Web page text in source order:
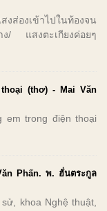
งส่องเข้าไปในท้องจน
ง/ แสงตะเกียงค่อยๆ
thoại (thơ) - Mai Văn
em trong điện thoại
Phấn. พ. ฮั่นตระกูล
khoa Nghệ thuật,